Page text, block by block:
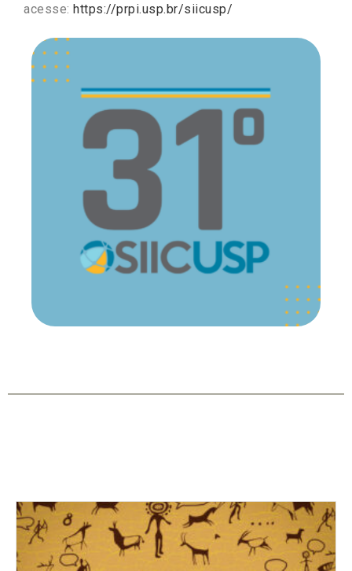
acesse: https://prpi.usp.br/siicusp/